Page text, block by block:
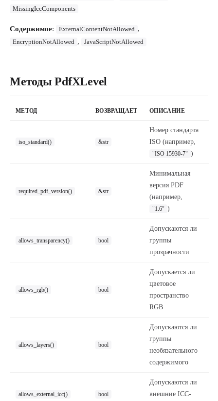
MissingIccComponents
Содержимое: ExternalContentNotAllowed ,
EncryptionNotAllowed , JavaScriptNotAllowed
Методы PdfXLevel
МЕТОД ВОЗВРАЩАЕТ ОПИСАНИЕ
iso_standard() &str
Номер стандарта
ISO (например,
"ISO 15930-7" )
required_pdf_version() &str
Минимальная
версия PDF
(например,
"1.6" )
allows_transparency() bool
Допускаются ли
группы
прозрачности
allows_rgb() bool
Допускается ли
цветовое
пространство
RGB
allows_layers() bool
Допускаются ли
группы
необязательного
содержимого
allows_external_icc() bool
Допускаются ли
внешние ICC-